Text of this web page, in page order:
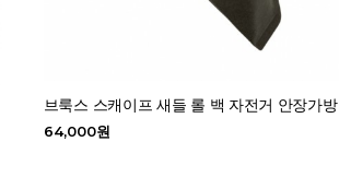
브룩스 스캐이프 새들 롤 백 자전거 안장가방
64,000원